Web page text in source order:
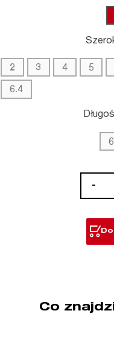
2 3 4 5
6.4
-
Cut
Arbor
Co